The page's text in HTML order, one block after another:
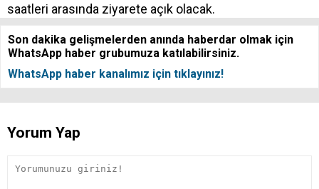
saatleri arasında ziyarete açık olacak.
Son dakika gelişmelerden anında haberdar olmak için
WhatsApp haber grubumuza katılabilirsiniz.
WhatsApp haber kanalımız için tıklayınız!
Yorum Yap